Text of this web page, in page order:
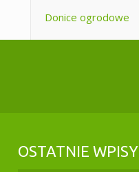
Donice ogrodowe
OSTATNIE WPISY